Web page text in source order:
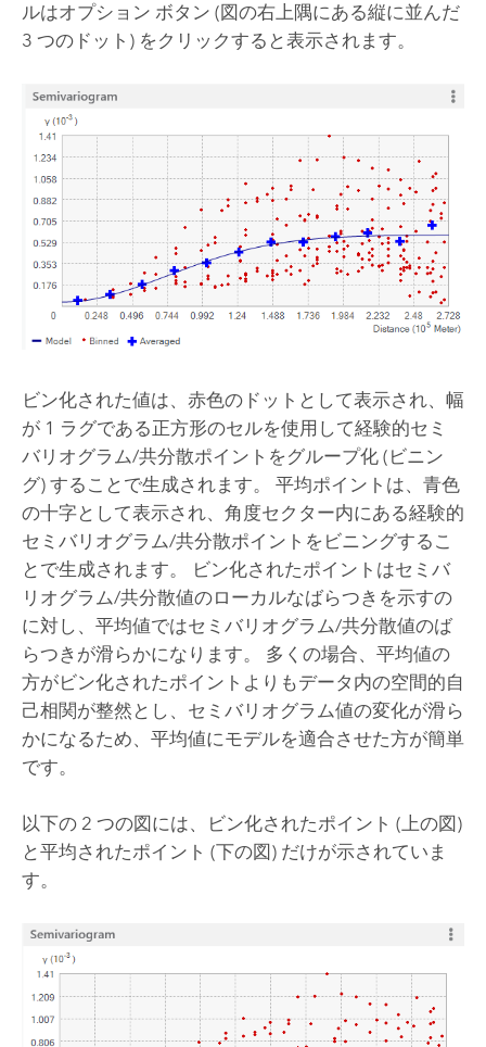
ルはオプション ボタン (図の右上隅にある縦に並んだ
3 つのドット) をクリックすると表示されます。
ビン化された値は、赤色のドットとして表示され、幅
が 1 ラグである正方形のセルを使用して経験的セミ
バリオグラム/共分散ポイントをグループ化 (ビニン
グ) することで生成されます。 平均ポイントは、青色
の十字として表示され、角度セクター内にある経験的
セミバリオグラム/共分散ポイントをビニングするこ
とで生成されます。 ビン化されたポイントはセミバ
リオグラム/共分散値のローカルなばらつきを示すの
に対し、平均値ではセミバリオグラム/共分散値のば
らつきが滑らかになります。 多くの場合、平均値の
方がビン化されたポイントよりもデータ内の空間的自
己相関が整然とし、セミバリオグラム値の変化が滑ら
かになるため、平均値にモデルを適合させた方が簡単
です。
以下の 2 つの図には、ビン化されたポイント (上の図)
と平均されたポイント (下の図) だけが示されていま
す。